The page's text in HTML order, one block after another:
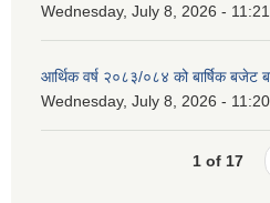
Wednesday, July 8, 2026 - 11:21
आर्थिक वर्ष २०८३/०८४ को बार्षिक बजेट
Wednesday, July 8, 2026 - 11:20
1 of 17